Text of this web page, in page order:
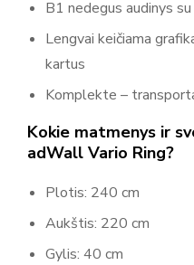
B1 nedegus audinys
Lengvai keičiama
kartus
Komplekte –
Kokie matmenys ir
adWall Vario Ring?
Plotis: 240 cm
Aukštis: 220 cm
Gylis: 40 cm